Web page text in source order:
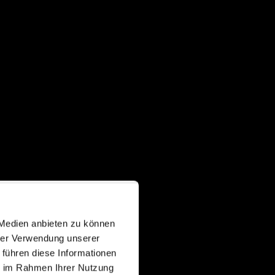
anbieten zu können
Verwendung unserer
diese Informationen
Rahmen Ihrer Nutzung